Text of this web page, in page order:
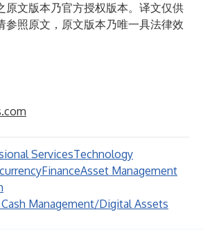
原文版本乃官方授权版本。译文仅供
参照原文，原文版本乃唯一具法律效
ServicesTechnology
FinanceAsset Management
Management/Digital Assets